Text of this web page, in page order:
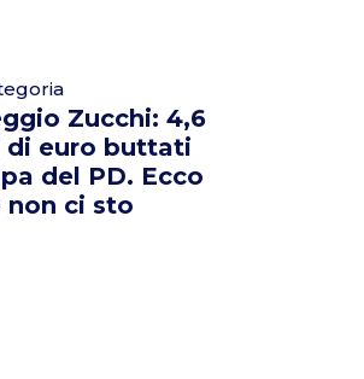
Zucchi: 4,6
di euro buttati
del PD. Ecco
non ci sto